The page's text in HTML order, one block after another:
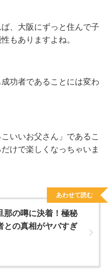
、大阪にずっと住んで子
もありますよね。
功者であることには変わ
いいお父さん」であるこ
けで楽しくなっちゃいま
那の噂に決着！極秘
との真相がヤバすぎ
あわせて読む